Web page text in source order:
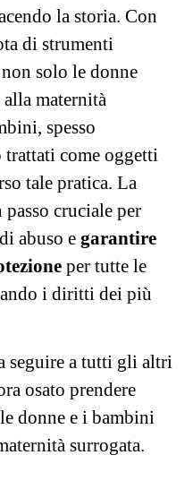
la storia. Con
di strumenti
non solo le donne
maternità
spesso
come oggetti
tale pratica. La
cruciale per
abuso e garantire
per tutte le
i diritti dei più
seguire a tutti gli altri
osato prendere
donne e i bambini
surrogata.